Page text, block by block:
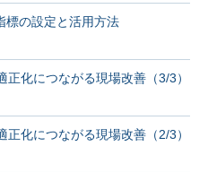
の設定と活用方法
化につながる現場改善（3/3）
化につながる現場改善（2/3）